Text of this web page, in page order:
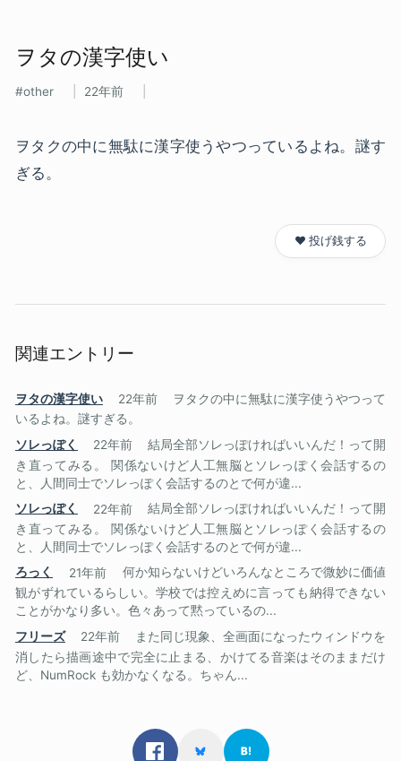
ヲタの​漢字使い
other 22年前
ヲタクの中に無駄に漢字使うやつっているよね。謎す
ぎる。
❤️ 投げ銭する
関連エントリー
ヲタの漢字使い 22年前
ヲタクの中に無駄に漢字使うやつって
いるよね。謎すぎる。
ソレっぽく
22年前
結局全部ソレっぽければいいんだ！って開
き直ってみる。 関係ないけど人工無脳とソレっぽく会話するの
と、人間同士でソレっぽく会話するのとで何が違...
ソレっぽく
22年前
結局全部ソレっぽければいいんだ！って開
き直ってみる。 関係ないけど人工無脳とソレっぽく会話するの
と、人間同士でソレっぽく会話するのとで何が違...
ろっく
21年前
何か知らないけどいろんなところで微妙に価値
観がずれているらしい。学校では控えめに言っても納得できない
ことがかなり多い。色々あって黙っているの...
フリーズ
22年前
また同じ現象、全画面になったウィンドウを
消したら描画途中で完全に止まる、かけてる音楽はそのままだけ
ど、NumRock も効かなくなる。ちゃん...